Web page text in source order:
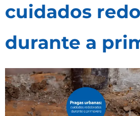
cuidados
durante a